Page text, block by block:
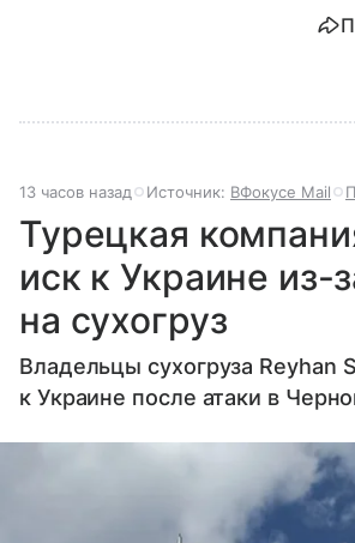
13 часов назад Источник: ВФокусе Mail
Турецкая
иск к Украине из-
на сухогруз
Владельцы сухогруза Reyhan
к Украине после атаки в